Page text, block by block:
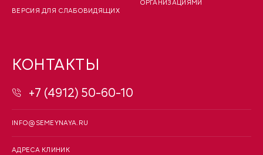
ВЕРСИЯ ДЛЯ СЛАБОВИДЯЩИХ
ОРГАНИЗАЦИЯМИ
КОНТАКТЫ
+7 (4912) 50-60-10
INFO@SEMEYNAYA.RU
АДРЕСА КЛИНИК